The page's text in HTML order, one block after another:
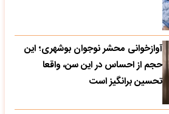
آوازخوانی محشر نوجوان بوشهری؛ این
حجم از احساس در این سن، واقعا
تحسین‌ برانگیز است